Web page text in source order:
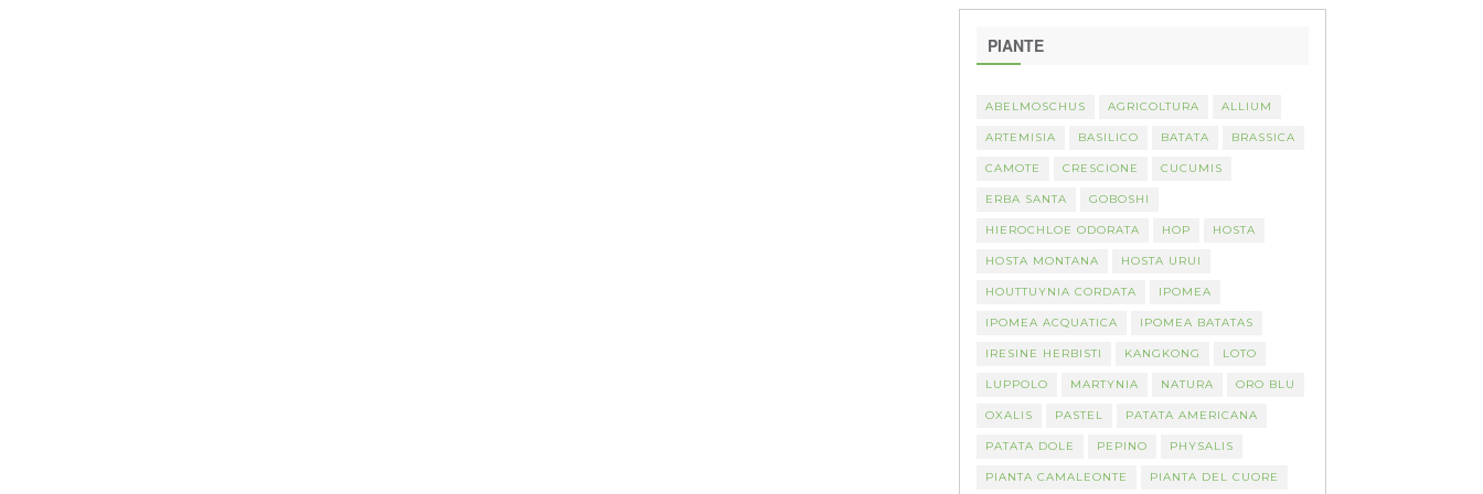
PIANTE
ABELMOSCHUS AGRICOLTURA ALLIUM
ARTEMISIA BASILICO BATATA BRASSICA
CAMOTE CRESCIONE CUCUMIS
ERBA SANTA GOBOSHI
HIEROCHLOE ODORATA HOP HOSTA
HOSTA MONTANA HOSTA URUI
HOUTTUYNIA CORDATA IPOMEA
IPOMEA ACQUATICA IPOMEA BATATAS
IRESINE HERBISTI KANGKONG LOTO
LUPPOLO MARTYNIA NATURA ORO BLU
OXALIS PASTEL PATATA AMERICANA
PATATA DOLE PEPINO PHYSALIS
PIANTA CAMALEONTE PIANTA DEL CUORE